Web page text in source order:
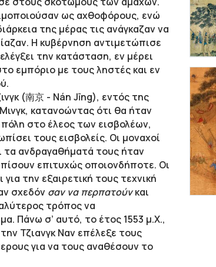
ως αχθοφόρους, ενώ
της μέρας τις ανάγκαζαν να
Η κυβέρνηση αντιμετώπισε
την κατάσταση, εν μέρει
εμπόριο με τους ληστές και εν
(南京 - Nán Jīng), εντός της
κατανοώντας ότι θα ήταν
στο έλεος των εισβολέων,
τους εισβολείς. Οι μοναχοί
τα ανδραγαθήματά τους ήταν
επιτυχώς οποιονδήποτε. Οι
την εξαιρετική τους τεχνική
σχεδόν σαν να περπατούνκαι
τρόπος να
Πάνω σ’ αυτό, το έτος 1553 μ.Χ.,
Τζιανγκ Ναν επέλεξε τους
για να τους αναθέσουν το